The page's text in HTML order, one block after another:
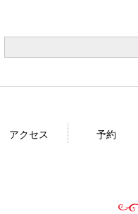
アクセス 予約